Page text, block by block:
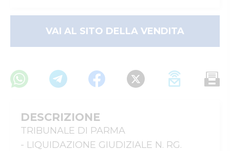
VAI AL SITO DELLA VENDITA
DESCRIZIONE
TRIBUNALE DI PARMA
- LIQUIDAZIONE GIUDIZIALE N. RG.